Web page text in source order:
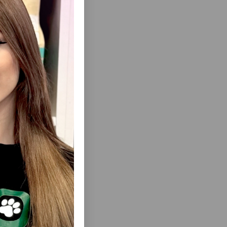
или
Все
ЦЕПОЧКЕ
ДЛЯ
СТИЛЬНЫЙ И НАДЁЖНЫЙ АКСЕССУАР